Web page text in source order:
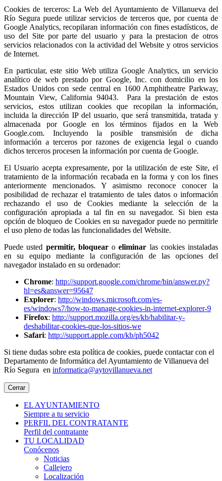
Cookies de terceros: La Web del Ayuntamiento de Villanueva del
Río Segura puede utilizar servicios de terceros que, por cuenta de
Google Analytics, recopilaran información con fines estadísticos, de
uso del Site por parte del usuario y para la prestacion de otros
servicios relacionados con la actividad del Website y otros servicios
de Internet.
En particular, este sitio Web utiliza Google Analytics, un servicio
analítico de web prestado por Google, Inc. con domicilio en los
Estados Unidos con sede central en 1600 Amphitheatre Parkway,
Mountain View, California 94043. Para la prestación de estos
servicios, estos utilizan cookies que recopilan la información,
incluida la dirección IP del usuario, que será transmitida, tratada y
almacenada por Google en los términos fijados en la Web
Google.com. Incluyendo la posible transmisión de dicha
información a terceros por razones de exigencia legal o cuando
dichos terceros procesen la información por cuenta de Google.
El Usuario acepta expresamente, por la utilización de este Site, el
tratamiento de la información recabada en la forma y con los fines
anteriormente mencionados. Y asimismo reconoce conocer la
posibilidad de rechazar el tratamiento de tales datos o información
rechazando el uso de Cookies mediante la selección de la
configuración apropiada a tal fin en su navegador. Si bien esta
opción de bloqueo de Cookies en su navegador puede no permitirle
el uso pleno de todas las funcionalidades del Website.
Puede usted permitir, bloquearoeliminar las cookies instaladas
en su equipo mediante la configuración de las opciones del
navegador instalado en su ordenador:
Chrome: http://support.google.com/chrome/bin/answer.py?
hl=es&answer=95647
Explorer: http://windows.microsoft.com/es-
es/windows7/how-to-manage-cookies-in-internet-explorer-9
Firefox: http://support.mozilla.org/es/kb/habilitar-y-
deshabilitar-cookies-que-los-sitios-we
Safari: http://support.apple.com/kb/ph5042
Si tiene dudas sobre esta política de cookies, puede contactar con el
Departamento de Informática del Ayuntamiento de Villanueva del
Río Segura en informatica@aytovillanueva.net
Cerrar
EL AYUNTAMIENTO
Siempre a tu servicio
PERFIL DEL CONTRATANTE
Perfil del contratante
TU LOCALIDAD
Conócenos
Noticias
Callejero
Localización